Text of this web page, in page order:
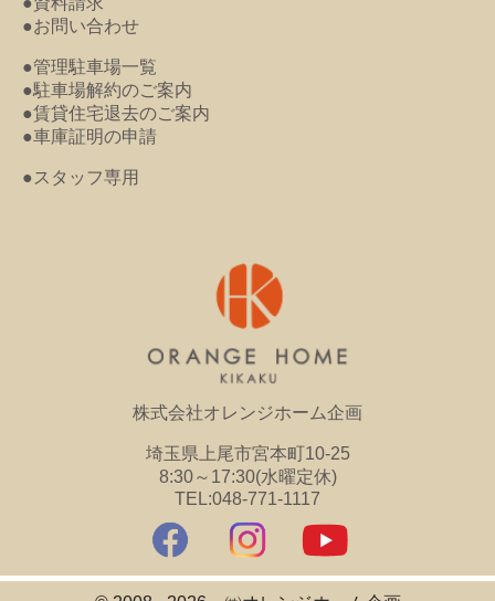
●お問い合わせ
●管理駐車場一覧
●駐車場解約のご案内
●賃貸住宅退去のご案内
●車庫証明の申請
●スタッフ専用
株式会社オレンジホーム企画
埼玉県上尾市宮本町10-25
8:30～17:30(水曜定休)
TEL:048-771-1117